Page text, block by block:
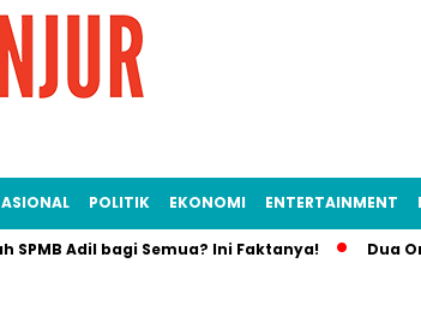
POLITIK EKONOMI ENTERTAINMENT
Adil bagi Semua? Ini Faktanya! Dua Orang